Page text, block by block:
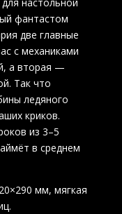
фантастом
две главные
с механиками
а вторая —
Так что
ледяного
криков.
из 3–5
в среднем
мм, мягкая